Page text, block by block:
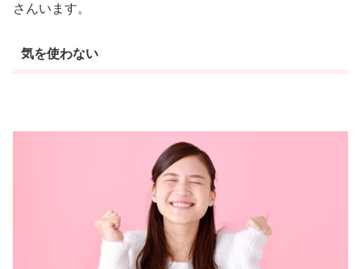
さんいます。
気を使わない